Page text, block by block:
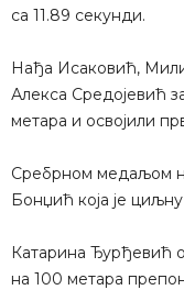
са 11.89 секунди.
Нађа Исаковић,
Алекса Средојевић
метара и освојили
Сребрном медаљом
Бонџић која је
Катарина Ђурђевић
на 100 метара